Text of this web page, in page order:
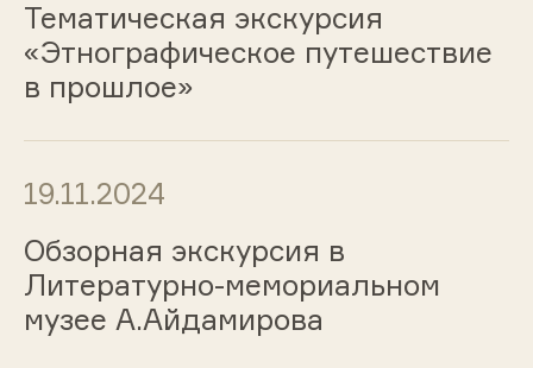
Тематическая экскурсия
«Этнографическое путешествие
в прошлое»
19.11.2024
Обзорная экскурсия в
Литературно-мемориальном
музее А.Айдамирова